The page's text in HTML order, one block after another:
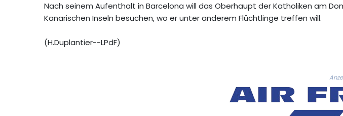
Nach seinem Aufenthalt in Barcelona will das Oberhaupt der Katholiken am
Kanarischen Inseln besuchen, wo er unter anderem Flüchtlinge treffen will.
(H.Duplantier--LPdF)